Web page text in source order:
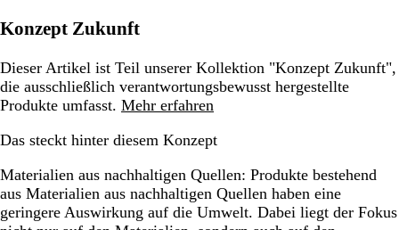
Konzept Zukunft
Dieser Artikel ist Teil unserer Kollektion "Konzept Zukunft",
die ausschließlich verantwortungsbewusst hergestellte
Produkte umfasst. Mehr erfahren
Das steckt hinter diesem Konzept
Materialien aus nachhaltigen Quellen: Produkte bestehend
aus Materialien aus nachhaltigen Quellen haben eine
geringere Auswirkung auf die Umwelt. Dabei liegt der Fokus